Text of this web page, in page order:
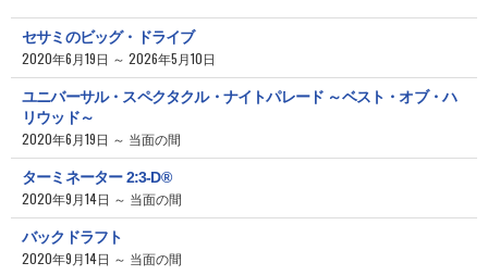
セサミのビッグ・ドライブ
2020年6月19日 ～ 2026年5月10日
ユニバーサル・スペクタクル・ナイトパレード ～ベスト・オブ・ハ
リウッド～
2020年6月19日 ～ 当面の間
ターミネーター 2:3-D®
2020年9月14日 ～ 当面の間
バックドラフト
2020年9月14日 ～ 当面の間